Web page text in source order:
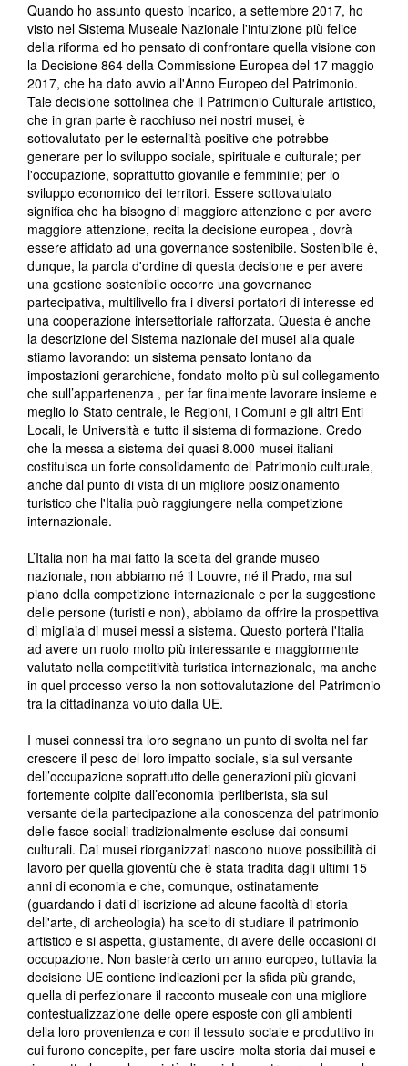
Quando ho assunto questo incarico, a settembre 2017, ho
visto nel Sistema Museale Nazionale l'intuizione più felice
della riforma ed ho pensato di confrontare quella visione con
la Decisione 864 della Commissione Europea del 17 maggio
2017, che ha dato avvio all'Anno Europeo del Patrimonio.
Tale decisione sottolinea che il Patrimonio Culturale artistico,
che in gran parte è racchiuso nei nostri musei, è
sottovalutato per le esternalità positive che potrebbe
generare per lo sviluppo sociale, spirituale e culturale; per
l'occupazione, soprattutto giovanile e femminile; per lo
sviluppo economico dei territori. Essere sottovalutato
significa che ha bisogno di maggiore attenzione e per avere
maggiore attenzione, recita la decisione europea , dovrà
essere affidato ad una governance sostenibile. Sostenibile è,
dunque, la parola d'ordine di questa decisione e per avere
una gestione sostenibile occorre una governance
partecipativa, multilivello fra i diversi portatori di interesse ed
una cooperazione intersettoriale rafforzata. Questa è anche
la descrizione del Sistema nazionale dei musei alla quale
stiamo lavorando: un sistema pensato lontano da
impostazioni gerarchiche, fondato molto più sul collegamento
che sull’appartenenza , per far finalmente lavorare insieme e
meglio lo Stato centrale, le Regioni, i Comuni e gli altri Enti
Locali, le Università e tutto il sistema di formazione. Credo
che la messa a sistema dei quasi 8.000 musei italiani
costituisca un forte consolidamento del Patrimonio culturale,
anche dal punto di vista di un migliore posizionamento
turistico che l'Italia può raggiungere nella competizione
internazionale.
L’Italia non ha mai fatto la scelta del grande museo
nazionale, non abbiamo né il Louvre, né il Prado, ma sul
piano della competizione internazionale e per la suggestione
delle persone (turisti e non), abbiamo da offrire la prospettiva
di migliaia di musei messi a sistema. Questo porterà l'Italia
ad avere un ruolo molto più interessante e maggiormente
valutato nella competitività turistica internazionale, ma anche
in quel processo verso la non sottovalutazione del Patrimonio
tra la cittadinanza voluto dalla UE.
I musei connessi tra loro segnano un punto di svolta nel far
crescere il peso del loro impatto sociale, sia sul versante
dell’occupazione soprattutto delle generazioni più giovani
fortemente colpite dall’economia iperliberista, sia sul
versante della partecipazione alla conoscenza del patrimonio
delle fasce sociali tradizionalmente escluse dai consumi
culturali. Dai musei riorganizzati nascono nuove possibilità di
lavoro per quella gioventù che è stata tradita dagli ultimi 15
anni di economia e che, comunque, ostinatamente
(guardando i dati di iscrizione ad alcune facoltà di storia
dell'arte, di archeologia) ha scelto di studiare il patrimonio
artistico e si aspetta, giustamente, di avere delle occasioni di
occupazione. Non basterà certo un anno europeo, tuttavia la
decisione UE contiene indicazioni per la sfida più grande,
quella di perfezionare il racconto museale con una migliore
contestualizzazione delle opere esposte con gli ambienti
della loro provenienza e con il tessuto sociale e produttivo in
cui furono concepite, per fare uscire molta storia dai musei e